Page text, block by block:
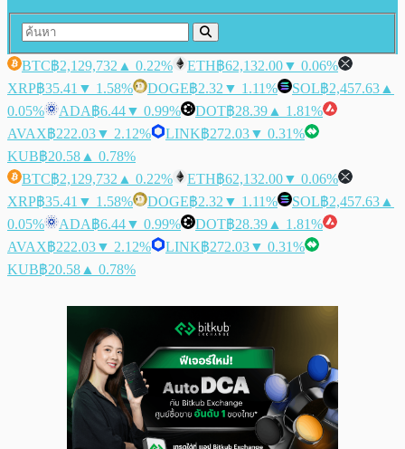
BTC฿2,129,732 ▲ 0.22% ETH฿62,132.00▼ 0.06%
XRP฿35.41 ▼ 1.58% DOGE฿2.32 ▼ 1.11% SOL฿2,457.63 ▲
0.05%
ADA฿6.44▼ 0.99% DOT฿28.39 ▲ 1.81%
AVAX฿222.03▼ 2.12% LINK฿272.03▼ 0.31%
KUB฿20.58 ▲ 0.78%
BTC฿2,129,732 ▲ 0.22% ETH฿62,132.00▼ 0.06%
XRP฿35.41 ▼ 1.58% DOGE฿2.32 ▼ 1.11% SOL฿2,457.63 ▲
0.05%
ADA฿6.44▼ 0.99% DOT฿28.39 ▲ 1.81%
AVAX฿222.03▼ 2.12% LINK฿272.03▼ 0.31%
KUB฿20.58 ▲ 0.78%